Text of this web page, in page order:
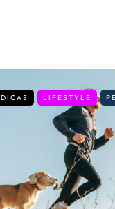
DICAS LIFESTYLE